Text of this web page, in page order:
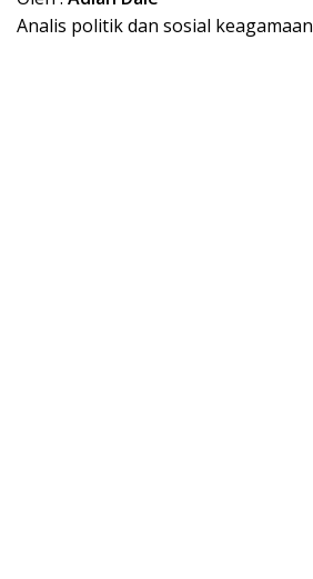
Analis politik dan sosial keagamaan